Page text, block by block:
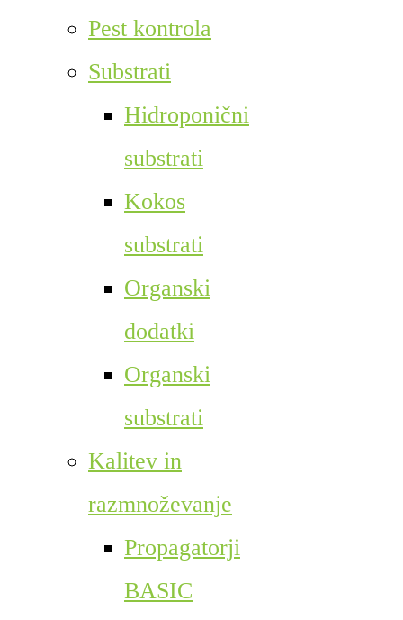
Pest kontrola
Substrati
Hidroponični
substrati
Kokos
substrati
Organski
dodatki
Organski
substrati
Kalitev in
razmnoževanje
Propagatorji
BASIC